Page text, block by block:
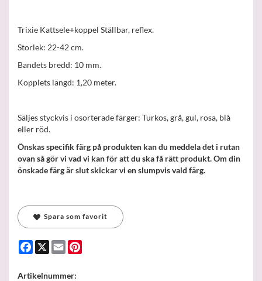
Trixie Kattsele+koppel Ställbar, reflex.
Storlek: 22-42 cm.
Bandets bredd: 10 mm.
Kopplets längd: 1,20 meter.
Säljes styckvis i osorterade färger: Turkos, grå, gul, rosa, blå
eller röd.
Önskas specifik färg på produkten kan du meddela det i rutan
ovan så gör vi vad vi kan för att du ska få rätt produkt. Om din
önskade färg är slut skickar vi en slumpvis vald färg.
Spara som favorit
Facebook
X Email
Artikelnummer: